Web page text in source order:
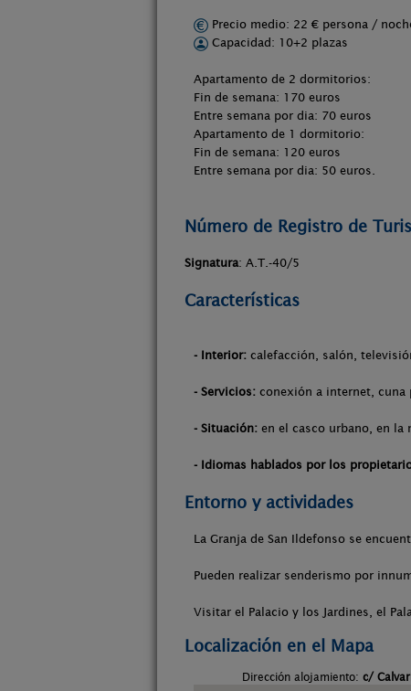
Precio medio: 22 € persona /
Capacidad: 10+2 plazas
Apartamento de 2 dormitorios:
Fin de semana: 170 euros
Entre semana por dia: 70 euros
Apartamento de 1 dormitorio:
Fin de semana: 120 euros
Entre semana por dia: 50 euros.
Número de Registro de
Signatura: A.T.-40/5
Características
- Interior: calefacción, salón,
- Servicios: conexión a internet, cuna
- Situación: en el casco urbano, en la
- Idiomas hablados por los
Entorno y actividades
La Granja de San Ildefonso se
Pueden realizar senderismo por
Visitar el Palacio y los Jardines, el
Localización en el Mapa
Dirección alojamiento: c/